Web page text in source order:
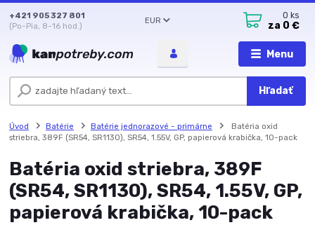
Menu
EUR
Hľadať
+421 905 327 801
(Po-Pia, 8-16 hod.)
0 ks
za 0 €
Úvod Batérie Batérie jednorazové - primárne
Batéria oxid
striebra, 389F (SR54, SR1130), SR54, 1.55V, GP, papierová krabička, 10-pack
Batéria oxid striebra, 389F
(SR54, SR1130), SR54, 1.55V, GP,
papierová krabička, 10-pack